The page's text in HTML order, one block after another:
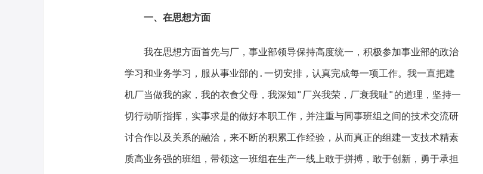
一、在思想方面
我在思想方面首先与厂，事业部领导保持高度统一，积极参加事业部的政治
学习和业务学习，服从事业部的.一切安排，认真完成每一项工作。我一直把建
机厂当做我的家，我的衣食父母，我深知"厂兴我荣，厂衰我耻"的道理，坚持一
切行动听指挥，实事求是的做好本职工作，并注重与同事班组之间的技术交流研
讨合作以及关系的融洽，来不断的积累工作经验，从而真正的组建一支技术精素
质高业务强的班组，带领这一班组在生产一线上敢于拼搏，敢于创新，勇于承担